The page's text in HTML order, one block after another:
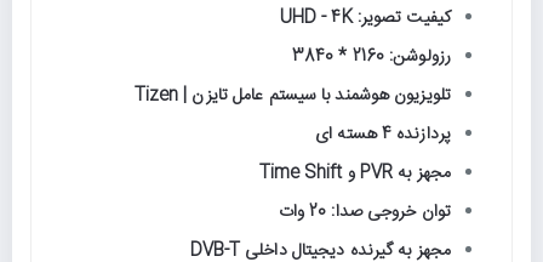
کیفیت تصویر: UHD - 4K
رزولوشن: 2160 * 3840
تلویزیون هوشمند با سیستم عامل تایزن | Tizen
پردازنده 4 هسته ای
مجهز به PVR و Time Shift
توان خروجی صدا: 20 وات
مجهز به گیرنده دیجیتال داخلی DVB-T